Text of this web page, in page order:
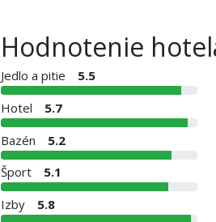
Hodnotenie
Jedlo a pitie 5.5
Hotel
5.7
Bazén
5.2
Šport
5.1
Izby
5.8